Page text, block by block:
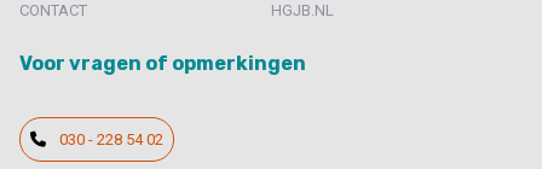
CONTACT HGJB.NL
Voor vragen of opmerkingen
030 - 228 54 02